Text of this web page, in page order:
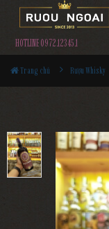
HOTLINE 0972.12345.1
Trang chủ Rượu Whisky